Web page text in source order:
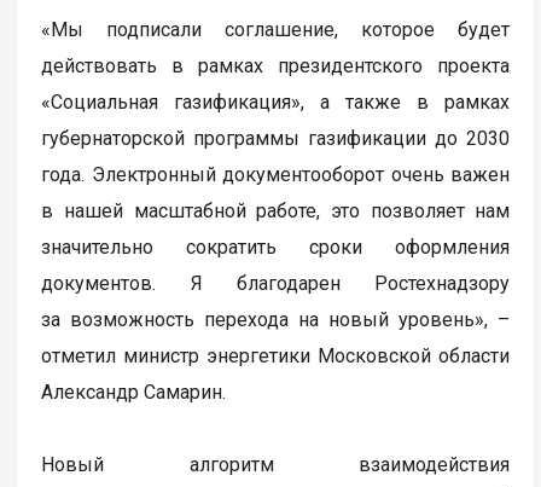
«Мы подписали соглашение, которое будет
действовать в рамках президентского проекта
«Социальная газификация», а также в рамках
губернаторской программы газификации до 2030
года. Электронный документооборот очень важен
в нашей масштабной работе, это позволяет нам
значительно сократить сроки оформления
документов. Я благодарен Ростехнадзору
за возможность перехода на новый уровень», –
отметил министр энергетики Московской области
Александр Самарин.
Новый алгоритм взаимодействия